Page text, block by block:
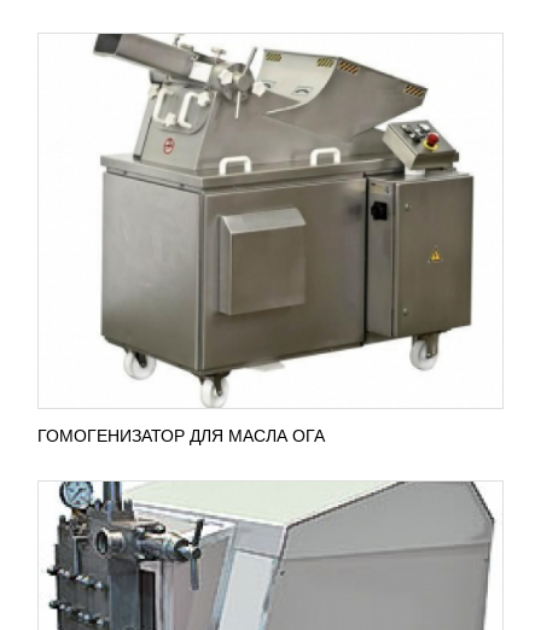
ГОМОГЕНИЗАТОР ДЛЯ МАСЛА ОГА
ГОМОГЕНИЗАТОР ГМ-0.5/20
RUB
Гомогенизатор высокого давления необходим для
молоко, фруктовые соки, кремы, т.е. различные
эмульсии и...
ДИСПЕРГАТОР П8-ОРД-10М